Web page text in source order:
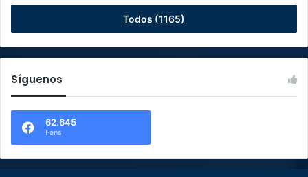
Todos (1165)
Síguenos
62.645
Fans